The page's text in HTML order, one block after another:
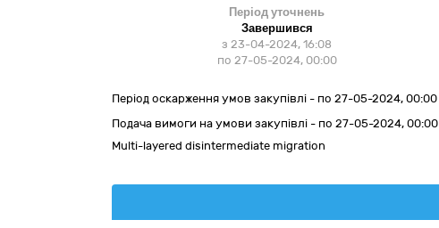
Період уточнень
Завершився
з 23-04-2024, 16:08
по 27-05-2024, 00:00
Період оскарження умов закупівлі - по 27-05-2024, 00:00
Подача вимоги на умови закупівлі - по 27-05-2024, 00:00
Multi-layered disintermediate migration